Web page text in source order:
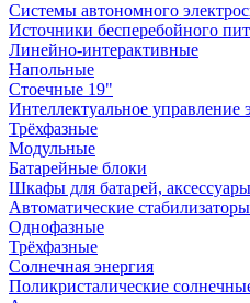
Системы автономного
Источники бесперебойного
Линейно-интерактивные
Напольные
Стоечные 19"
Интеллектуальное управление
Трёхфазные
Модульные
Батарейные блоки
Шкафы для батарей,
Автоматические
Однофазные
Трёхфазные
Солнечная энергия
Поликристалические